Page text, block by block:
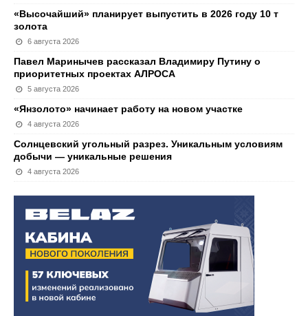
«Высочайший» планирует выпустить в 2026 году 10 т
золота
6 августа 2026
Павел Маринычев рассказал Владимиру Путину о
приоритетных проектах АЛРОСА
5 августа 2026
«Янзолото» начинает работу на новом участке
4 августа 2026
Солнцевский угольный разрез. Уникальным условиям
добычи — уникальные решения
4 августа 2026